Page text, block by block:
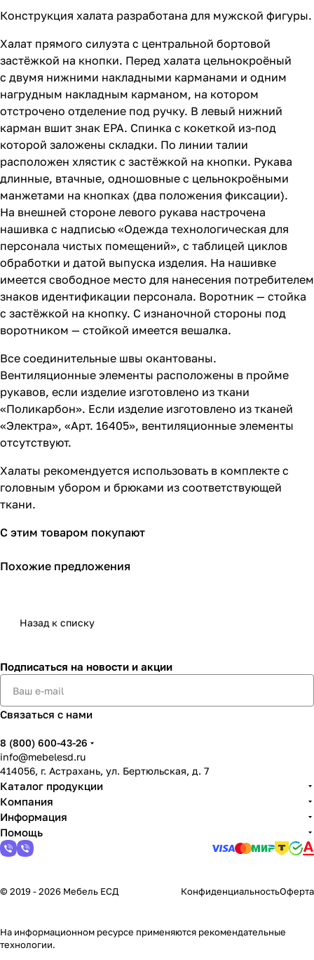
Конструкция халата разработана для мужской фигуры.
Халат прямого силуэта с центральной бортовой
застёжкой на кнопки. Перед халата цельнокроёный
с двумя нижними накладными карманами и одним
нагрудным накладным карманом, на котором
отстрочено отделение под ручку. В левый нижний
карман вшит знак EPA. Спинка с кокеткой из-под
которой заложены складки. По линии талии
расположен хлястик с застёжкой на кнопки. Рукава
длинные, втачные, одношовные с цельнокроёными
манжетами на кнопках (два положения фиксации).
На внешней стороне левого рукава настрочена
нашивка с надписью «Одежда технологическая для
персонала чистых помещений», с таблицей циклов
обработки и датой выпуска изделия. На нашивке
имеется свободное место для нанесения потребителем
знаков идентификации персонала. Воротник — стойка
с застёжкой на кнопку. С изнаночной стороны под
воротником — стойкой имеется вешалка.
Все соединительные швы окантованы.
Вентиляционные элементы расположены в пройме
рукавов, если изделие изготовлено из ткани
«Поликарбон». Если изделие изготовлено из тканей
«Электра», «Арт. 16405», вентиляционные элементы
отсутствуют.
Халаты рекомендуется использовать в комплекте с
головным убором и брюками из соответствующей
ткани.
С этим товаром покупают
Похожие предложения
Назад к списку
Подписаться на новости и акции
Связаться с нами
8 (800) 600-43-26
info@mebelesd.ru
414056, г. Астрахань, ул. Бертюльская, д. 7
Каталог продукции
Компания
Информация
Помощь
© 2019 - 2026 Мебель ЕСД КонфиденциальностьОферта
На информационном ресурсе применяются рекомендательные
технологии.